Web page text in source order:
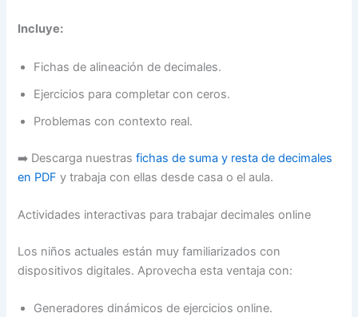
Incluye:
Fichas de alineación de decimales.
Ejercicios para completar con ceros.
Problemas con contexto real.
➡️ Descarga nuestrasfichas de suma y resta de decimales
en PDF y trabaja con ellas desde casa o el aula.
Actividades interactivas para trabajar decimales online
Los niños actuales están muy familiarizados con
dispositivos digitales. Aprovecha esta ventaja con:
Generadores dinámicos de ejercicios online.